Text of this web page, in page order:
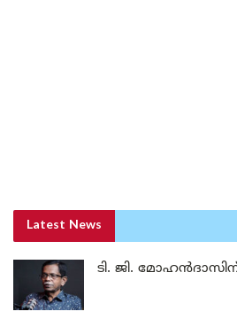
Latest News
ടി. ജി. മോഹൻദാസിന്